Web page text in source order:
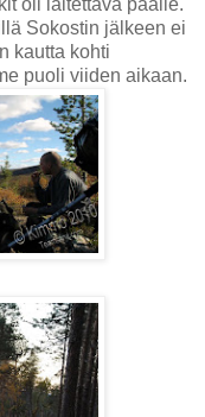
Sokostin jälkeen ei
kautta kohti
puoli viiden aikaan.